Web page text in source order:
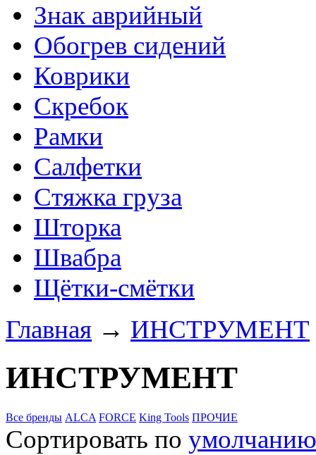
Знак аврийный
Обогрев сидений
Коврики
Скребок
Рамки
Салфетки
Стяжка груза
Шторка
Швабра
Щётки-смётки
Главная → ИНСТРУМЕНТ
ИНСТРУМЕНТ
Все бренды ALCA FORCE King Tools ПРОЧИЕ
Сортировать по умолчанию